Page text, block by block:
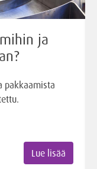
ja
pakkaamista
Lue lisää